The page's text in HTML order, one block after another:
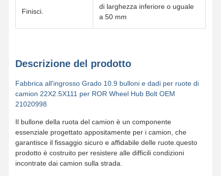
Casa. Prodotti Video
Spettacolo
VR
Finisci.
di larghezza inferiore o uguale
a 50 mm
Descrizione del prodotto
Fabbrica all'ingrosso Grado 10.9 bulloni e dadi per ruote di
camion 22X2.5X111 per ROR Wheel Hub Bolt OEM
21020998
Il bullone della ruota del camion è un componente
essenziale progettato appositamente per i camion, che
garantisce il fissaggio sicuro e affidabile delle ruote.questo
prodotto è costruito per resistere alle difficili condizioni
incontrate dai camion sulla strada.